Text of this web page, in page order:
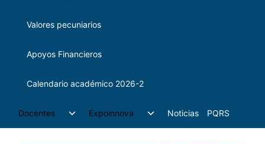
Valores pecuniarios
Apoyos Financieros
Calendario académico 2026-2
Docentes Expoinnova Noticias PQRS